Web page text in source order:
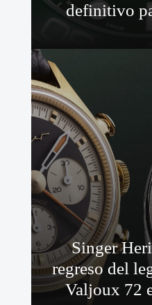
definitivo
Singer
regreso del
Valjoux 72